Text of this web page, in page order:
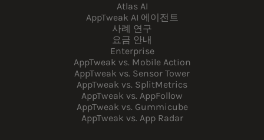
Atlas AI
AppTweak AI 에이전트
사례 연구
요금 안내
Enterprise
AppTweak vs. Mobile Action
AppTweak vs. Sensor Tower
AppTweak vs. SplitMetrics
AppTweak vs. AppFollow
AppTweak vs. Gummicube
AppTweak vs. App Radar